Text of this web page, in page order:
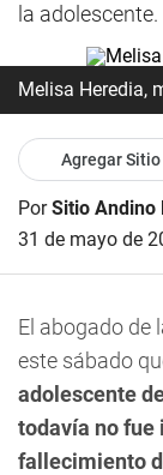
la adolescente.
Melisa Heredia,
Agregar
PorSitio Andino
31 de mayo de
El abogado de
este sábado
adolescente
todavía no fue
fallecimiento